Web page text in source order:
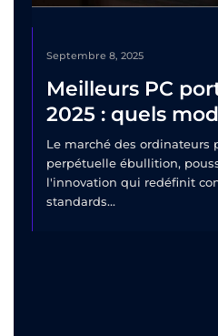
Septembre 8, 2025
Meilleurs PC
2025 : quels
Le marché des ordinateurs
perpétuelle ébullition,
l'innovation qui redéfinit
standards...